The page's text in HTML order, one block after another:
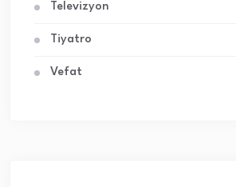
Televizyon
Tiyatro
Vefat